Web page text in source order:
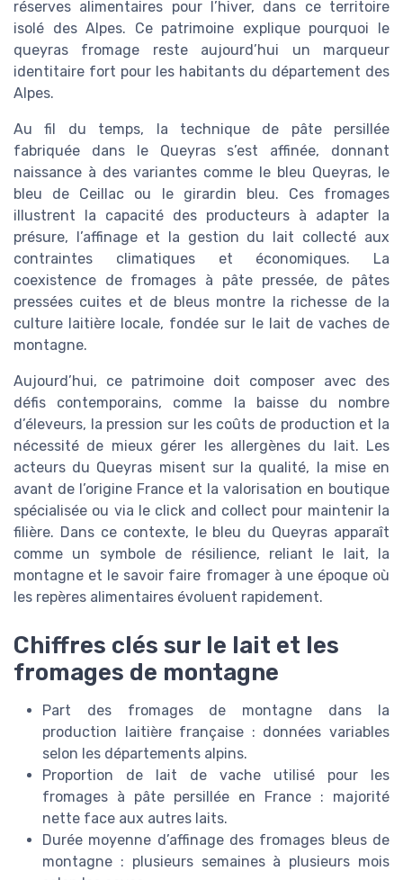
réserves alimentaires pour l’hiver, dans ce territoire
isolé des Alpes. Ce patrimoine explique pourquoi le
queyras fromage reste aujourd’hui un marqueur
identitaire fort pour les habitants du département des
Alpes.
Au fil du temps, la technique de pâte persillée
fabriquée dans le Queyras s’est affinée, donnant
naissance à des variantes comme le bleu Queyras, le
bleu de Ceillac ou le girardin bleu. Ces fromages
illustrent la capacité des producteurs à adapter la
présure, l’affinage et la gestion du lait collecté aux
contraintes climatiques et économiques. La
coexistence de fromages à pâte pressée, de pâtes
pressées cuites et de bleus montre la richesse de la
culture laitière locale, fondée sur le lait de vaches de
montagne.
Aujourd’hui, ce patrimoine doit composer avec des
défis contemporains, comme la baisse du nombre
d’éleveurs, la pression sur les coûts de production et la
nécessité de mieux gérer les allergènes du lait. Les
acteurs du Queyras misent sur la qualité, la mise en
avant de l’origine France et la valorisation en boutique
spécialisée ou via le click and collect pour maintenir la
filière. Dans ce contexte, le bleu du Queyras apparaît
comme un symbole de résilience, reliant le lait, la
montagne et le savoir faire fromager à une époque où
les repères alimentaires évoluent rapidement.
Chiffres clés sur le lait et les
fromages de montagne
Part des fromages de montagne dans la
production laitière française : données variables
selon les départements alpins.
Proportion de lait de vache utilisé pour les
fromages à pâte persillée en France : majorité
nette face aux autres laits.
Durée moyenne d’affinage des fromages bleus de
montagne : plusieurs semaines à plusieurs mois